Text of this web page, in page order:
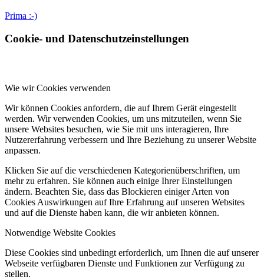
Prima :-)
Cookie- und Datenschutzeinstellungen
Wie wir Cookies verwenden
Wir können Cookies anfordern, die auf Ihrem Gerät eingestellt
werden. Wir verwenden Cookies, um uns mitzuteilen, wenn Sie
unsere Websites besuchen, wie Sie mit uns interagieren, Ihre
Nutzererfahrung verbessern und Ihre Beziehung zu unserer Website
anpassen.
Klicken Sie auf die verschiedenen Kategorienüberschriften, um
mehr zu erfahren. Sie können auch einige Ihrer Einstellungen
ändern. Beachten Sie, dass das Blockieren einiger Arten von
Cookies Auswirkungen auf Ihre Erfahrung auf unseren Websites
und auf die Dienste haben kann, die wir anbieten können.
Notwendige Website Cookies
Diese Cookies sind unbedingt erforderlich, um Ihnen die auf unserer
Webseite verfügbaren Dienste und Funktionen zur Verfügung zu
stellen.